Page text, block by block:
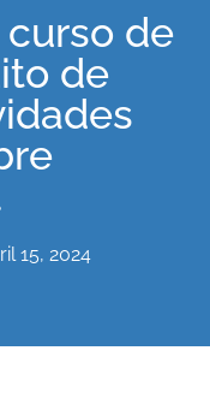
de
de
15, 2024